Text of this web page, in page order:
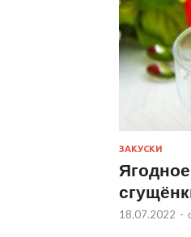
ЗАКУСКИ
18.07.2022 -